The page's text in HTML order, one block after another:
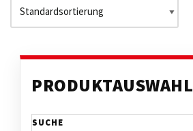
PRODUKTAUSWAHL
SUCHE